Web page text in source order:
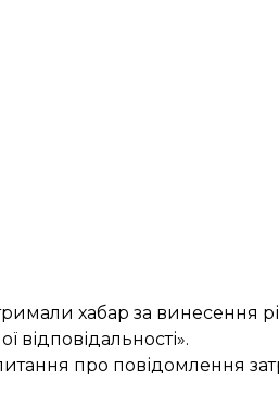
хабар за винесення
відповідальності».
про повідомлення